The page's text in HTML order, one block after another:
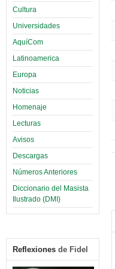
Cultura
Universidades
AquíCom
Latinoamerica
Europa
Noticias
Homenaje
Lecturas
Avisos
Descargas
Números Anteriores
Diccionario del Masista
Ilustrado (DMI)
Reflexiones de Fidel